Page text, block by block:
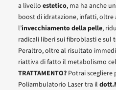
a livello estetico, ma ha anche
boost di idratazione, infatti, oltre
l’invecchiamento della pelle,
radicali liberi sui fibroblasti e sul
Peraltro, oltre al risultato
riattiva di fatto il metabolismo
TRATTAMENTO?Potrai scegliere
Poliambulatorio Laser tra il